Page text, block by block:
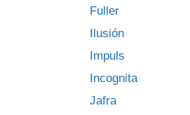
Fuller
Ilusión
Impuls
Incognita
Jafra